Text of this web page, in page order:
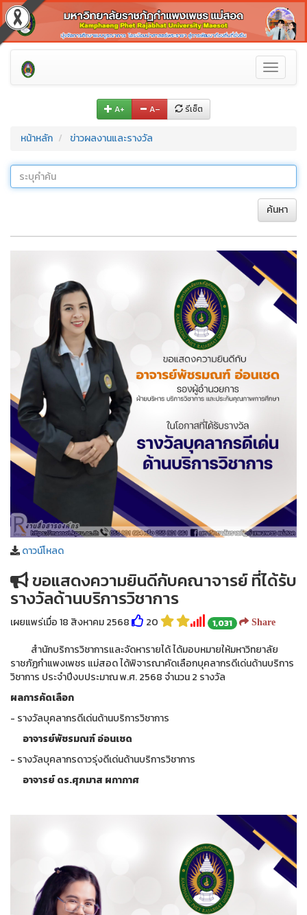
Toggle
A+ A– รีเซ็ต
หน้าหลัก ข่าวผลงานและรางวัล
ค้นหา
ดาวน์โหลด
ขอแสดงความยินดีกับคณาจารย์ ที่ได้รับ
รางวัลด้านบริการวิชาการ
เผยแพร่เมื่อ 18 สิงหาคม 2568 20 1,031 Share
สำนักบริการวิชาการและจัดหารายได้ ได้มอบหมายให้มหาวิทยาลัย
ราชภัฏกำแพงเพชร แม่สอด ได้พิจารณาคัดเลือกบุคลากรดีเด่นด้านบริการ
วิชาการ ประจำปีงบประมาณ พ.ศ. 2568 จำนวน 2 รางวัล
ผลการคัดเลือก
- รางวัลบุคลากรดีเด่นด้านบริการวิชาการ
อาจารย์พัชรมณฑ์ อ่อนเชด
- รางวัลบุคลากรดาวรุ่งดีเด่นด้านบริการวิชาการ
อาจารย์ ดร.ศุภมาส ผกากาศ